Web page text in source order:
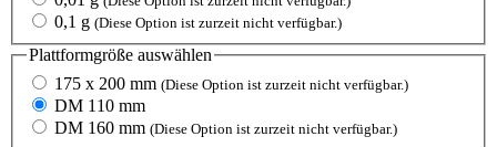
0,1 g (Diese Option ist zurzeit nicht verfügbar.)
Plattformgröße auswählen
175 x 200 mm (Diese Option ist zurzeit nicht verfügbar.)
DM 110 mm
DM 160 mm (Diese Option ist zurzeit nicht verfügbar.)